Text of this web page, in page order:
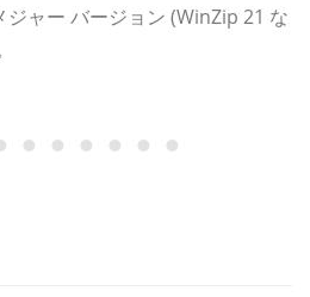
ジャー バージョン (WinZip 21 な